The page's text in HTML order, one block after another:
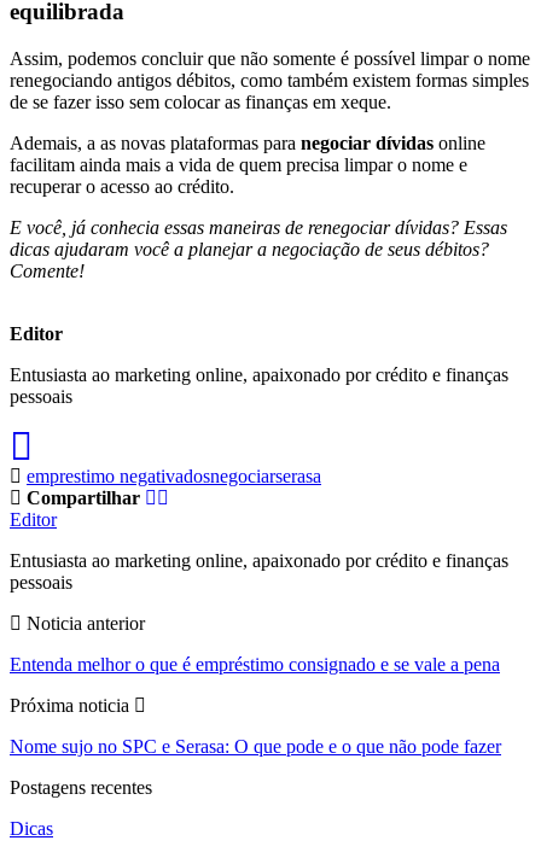
equilibrada
Assim, podemos concluir que não somente é possível limpar o nome
renegociando antigos débitos, como também existem formas simples
de se fazer isso sem colocar as finanças em xeque.
Ademais, a as novas plataformas para negociar dívidas online
facilitam ainda mais a vida de quem precisa limpar o nome e
recuperar o acesso ao crédito.
E você, já conhecia essas maneiras de renegociar dívidas? Essas
dicas ajudaram você a planejar a negociação de seus débitos?
Comente!
Editor
Entusiasta ao marketing online, apaixonado por crédito e finanças
pessoais
emprestimo negativadosnegociarserasa
Compartilhar
Editor
Entusiasta ao marketing online, apaixonado por crédito e finanças
pessoais
Noticia anterior
Entenda melhor o que é empréstimo consignado e se vale a pena
Próxima noticia
Nome sujo no SPC e Serasa: O que pode e o que não pode fazer
Postagens recentes
Dicas